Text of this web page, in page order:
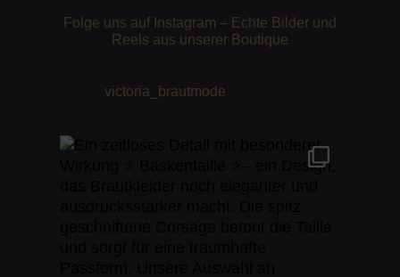
Folge uns auf Instagram – Echte Bilder und
Reels aus unserer Boutique
victoria_brautmode